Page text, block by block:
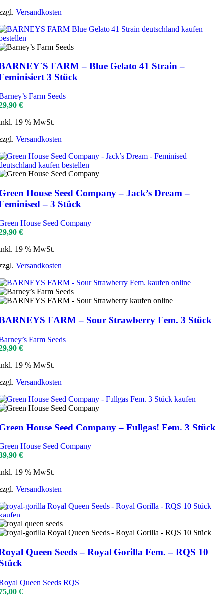
Versandkosten
FARM – Blue Gelato 41 Strain –
3 Stück
Farm Seeds
€
19 % MwSt.
Versandkosten
House Seed Company – Jack’s Dream –
– 3 Stück
House Seed Company
€
19 % MwSt.
Versandkosten
FARM – Sour Strawberry Fem. 3 Stück
Farm Seeds
€
19 % MwSt.
Versandkosten
House Seed Company – Fullgas! Fem. 3 Stück
House Seed Company
€
19 % MwSt.
Versandkosten
Queen Seeds – Royal Gorilla Fem. – RQS 10
Queen Seeds RQS
€